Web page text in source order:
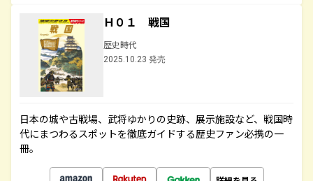
Ｈ０１ 戦国
歴史時代
2025.10.23 発売
日本の城や古戦場、武将ゆかりの史跡、展示施設など、戦国時
代にまつわるスポットを徹底ガイドする歴史ファン必携の一
冊。